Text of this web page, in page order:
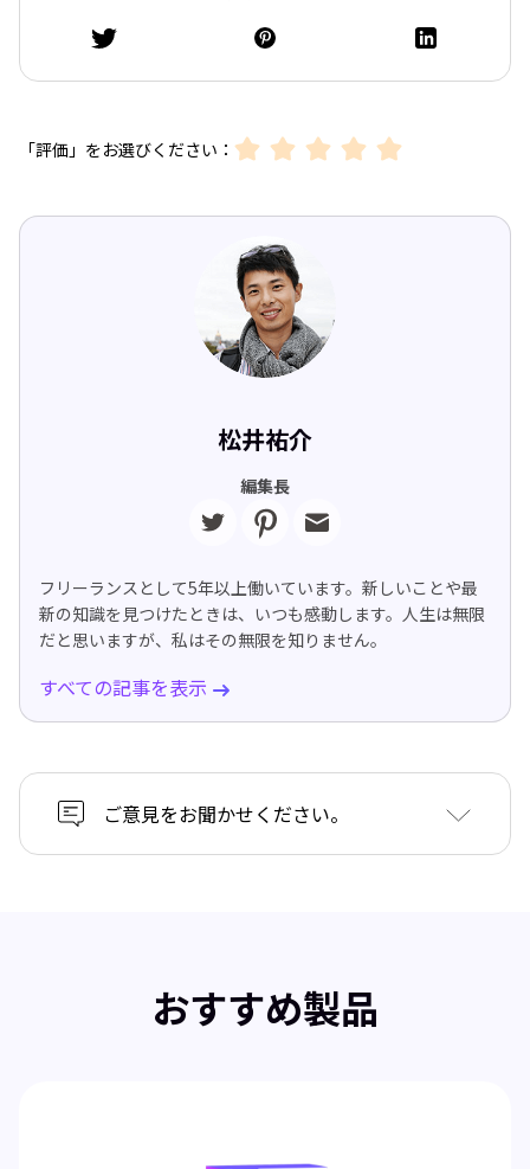
「評価」をお選びください：
松井祐介
編集長
フリーランスとして5年以上働いています。新しいことや最
新の知識を見つけたときは、いつも感動します。人生は無限
だと思いますが、私はその無限を知りません。
すべての記事を表示
ご意見をお聞かせください。
おすすめ製品